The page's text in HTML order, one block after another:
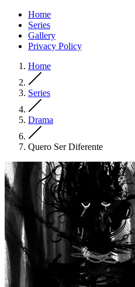
Home
Series
Gallery
Privacy Policy
Home
Series
Drama
Quero Ser Diferente